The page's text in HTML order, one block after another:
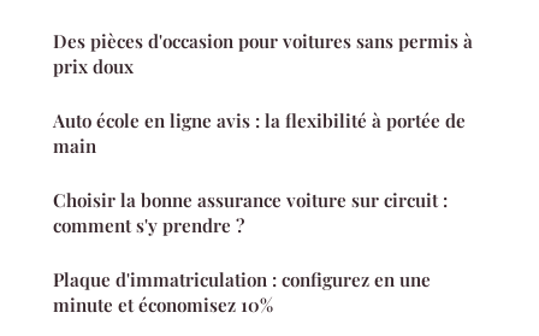
Des pièces d'occasion pour voitures sans permis à
prix doux
Auto école en ligne avis : la flexibilité à portée de
main
Choisir la bonne assurance voiture sur circuit :
comment s'y prendre ?
Plaque d'immatriculation : configurez en une
minute et économisez 10%